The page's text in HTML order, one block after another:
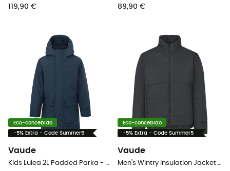
119,90 € 89,90 €
Eco-concebido
-5% Extra - Code Summer5
Vaude
Kids Lulea 2L Padded Parka - Parka criança
Eco-concebido
-5% Extra - Code Summer5
Vaude
Men's Wintry Insulation Jacket - Casaco homem